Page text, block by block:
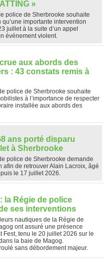
»
police de Sherbrooke souhaite
importante intervention
juillet à la suite d’un appel
événement violent.
aux abords des
: 43 constats remis à
police de Sherbrooke souhaite
à l’importance de respecter
installée aux abords des
ans porté disparu
à Sherbrooke
police de Sherbrooke demande
afin de retrouver Alain Lacroix, âgé
le 17 juillet 2026.
la Régie de police
ses interventions
nautiques de la Régie de
ont assuré une présence
Fest, tenu le 20 juillet 2026 sur le
la baie de Magog.
sans débordement majeur.